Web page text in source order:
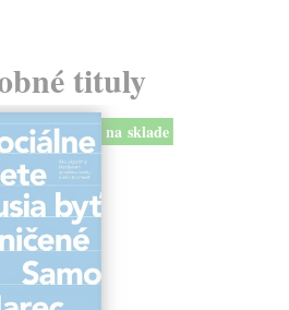
tituly
na sklade